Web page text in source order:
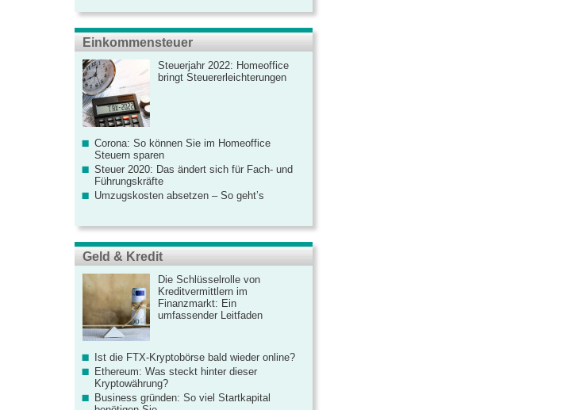
Einkommensteuer
Steuerjahr 2022: Homeoffice
bringt Steuererleichterungen
Corona: So können Sie im Homeoffice
Steuern sparen
Steuer 2020: Das ändert sich für Fach- und
Führungskräfte
Umzugskosten absetzen – So geht’s
Geld & Kredit
Die Schlüsselrolle von
Kreditvermittlern im
Finanzmarkt: Ein
umfassender Leitfaden
Ist die FTX-Kryptobörse bald wieder online?
Ethereum: Was steckt hinter dieser
Kryptowährung?
Business gründen: So viel Startkapital